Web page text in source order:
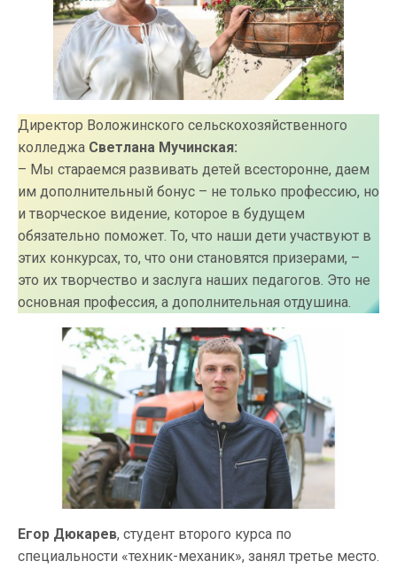
Директор Воложинского сельскохозяйственного
колледжа Светлана Мучинская:
– Мы стараемся развивать детей всесторонне, даем
им дополнительный бонус – не только профессию, но
и творческое видение, которое в будущем
обязательно поможет. То, что наши дети участвуют в
этих конкурсах, то, что они становятся призерами, –
это их творчество и заслуга наших педагогов. Это не
основная профессия, а дополнительная отдушина.
Егор Дюкарев, студент второго курса по
специальности «техник-механик», занял третье место.